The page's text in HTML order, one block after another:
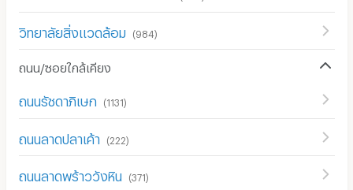
วิทยาลัยสิ่งแวดล้อม (984 )
ถนน/ซอยใกล้เคียง
ถนนรัชดาภิเษก (1131)
ถนนลาดปลาเค้า (222)
ถนนลาดพร้าววังหิน (371)